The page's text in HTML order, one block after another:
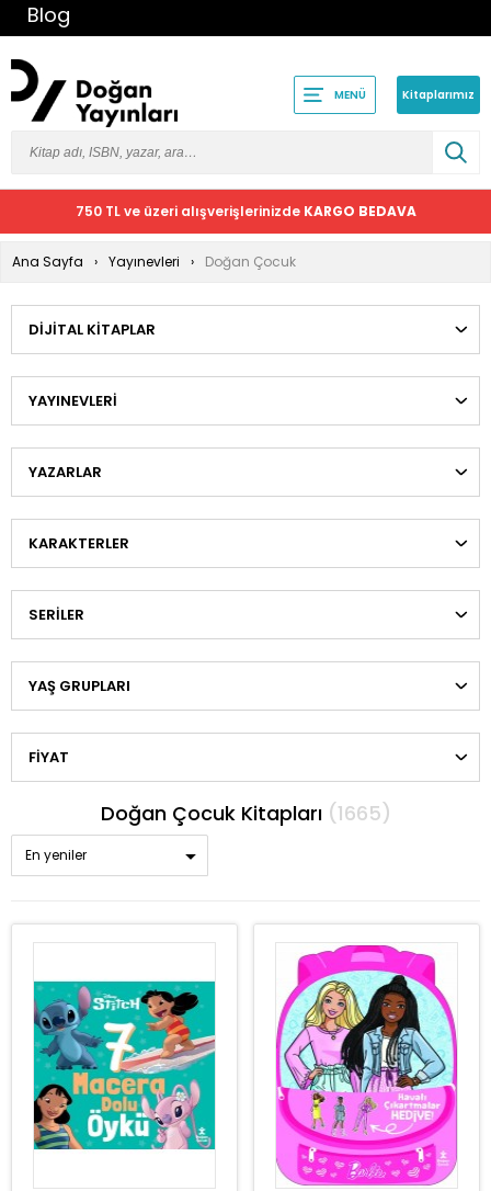
Blog
MENÜ Kitaplarımız
750 TL ve üzeri alışverişlerinizde KARGO BEDAVA
Ana Sayfa Yayınevleri Doğan Çocuk
DIJITAL KITAPLAR
YAYINEVLERI
YAZARLAR
KARAKTERLER
SERILER
YAŞ GRUPLARI
FIYAT
Doğan Çocuk Kitapları (1665)
En yeniler